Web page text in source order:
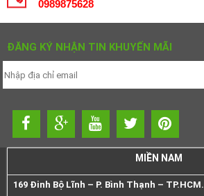
0989875628
ĐĂNG KÝ NHẬN TIN KHUYẾN MÃI
MIỀN NAM
169 Đinh Bộ Lĩnh – P. Bình Thạnh – TP.HCM.